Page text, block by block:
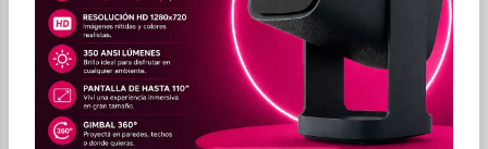
FILTRAR ORDENAR POR PRECIO